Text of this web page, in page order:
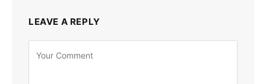
LEAVE A REPLY